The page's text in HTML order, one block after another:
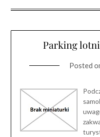
Parking
Posted